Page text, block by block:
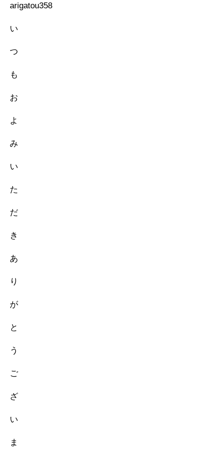
arigatou358
い
つ
も
お
よ
み
い
た
だ
き
あ
り
が
と
う
ご
ざ
い
ま